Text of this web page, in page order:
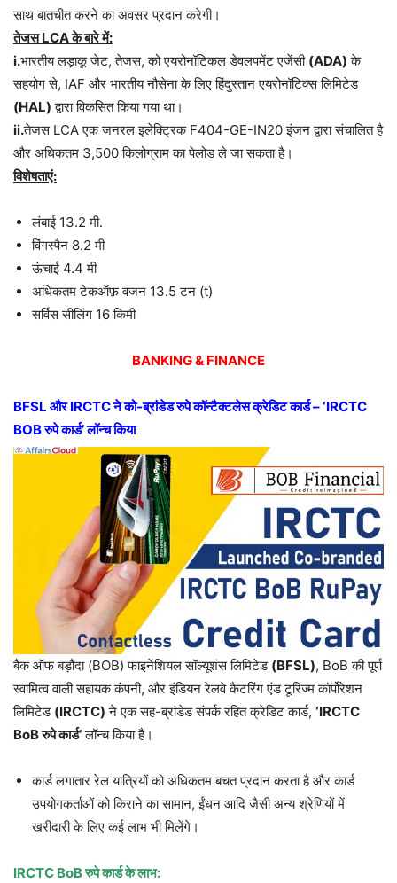
साथ बातचीत करने का अवसर प्रदान करेगी।
तेजस LCA के बारे में:
i.भारतीय लड़ाकू जेट, तेजस, को एयरोनॉटिकल डेवलपमेंट एजेंसी (ADA) के
सहयोग से, IAF और भारतीय नौसेना के लिए हिंदुस्तान एयरोनॉटिक्स लिमिटेड
(HAL) द्वारा विकसित किया गया था।
ii.तेजस LCA एक जनरल इलेक्ट्रिक F404-GE-IN20 इंजन द्वारा संचालित है
और अधिकतम 3,500 किलोग्राम का पेलोड ले जा सकता है।
विशेषताएं:
लंबाई 13.2 मी.
विंगस्पैन 8.2 मी
ऊंचाई 4.4 मी
अधिकतम टेकऑफ़ वजन 13.5 टन (t)
सर्विस सीलिंग 16 किमी
BANKING & FINANCE
BFSL और IRCTC ने को-ब्रांडेड रुपे कॉन्टैक्टलेस क्रेडिट कार्ड – ‘IRCTC
BOB रुपे कार्ड’ लॉन्च किया
बैंक ऑफ बड़ौदा (BOB) फाइनेंशियल सॉल्यूशंस लिमिटेड (BFSL), BoB की पूर्ण
स्वामित्व वाली सहायक कंपनी, और इंडियन रेलवे कैटरिंग एंड टूरिज्म कॉर्पोरेशन
लिमिटेड (IRCTC) ने एक सह-ब्रांडेड संपर्क रहित क्रेडिट कार्ड, ‘IRCTC
BoB रुपे कार्ड’लॉन्च किया है।
कार्ड लगातार रेल यात्रियों को अधिकतम बचत प्रदान करता है और कार्ड
उपयोगकर्ताओं को किराने का सामान, ईंधन आदि जैसी अन्य श्रेणियों में
खरीदारी के लिए कई लाभ भी मिलेंगे।
IRCTC BoB रुपे कार्ड के लाभ: